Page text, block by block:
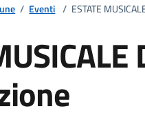
/ Eventi / ESTATE